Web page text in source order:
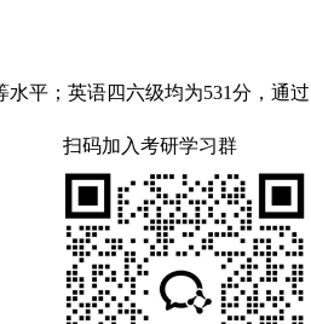
平；英语四六级均为531分，
扫码加入考研学习群